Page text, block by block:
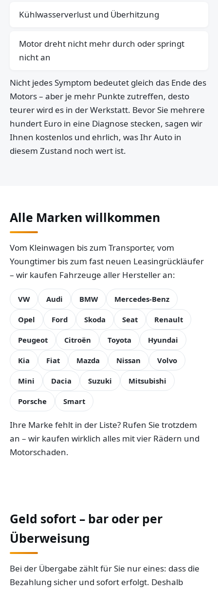
Kühlwasserverlust und Überhitzung
Motor dreht nicht mehr durch oder springt
nicht an
Nicht jedes Symptom bedeutet gleich das Ende des
Motors – aber je mehr Punkte zutreffen, desto
teurer wird es in der Werkstatt. Bevor Sie mehrere
hundert Euro in eine Diagnose stecken, sagen wir
Ihnen kostenlos und ehrlich, was Ihr Auto in
diesem Zustand noch wert ist.
Alle Marken willkommen
Vom Kleinwagen bis zum Transporter, vom
Youngtimer bis zum fast neuen Leasingrückläufer
– wir kaufen Fahrzeuge aller Hersteller an:
VW Audi BMW Mercedes-Benz
Opel Ford Skoda Seat Renault
Peugeot Citroën Toyota Hyundai
Kia Fiat Mazda Nissan Volvo
Mini Dacia Suzuki Mitsubishi
Porsche Smart
Ihre Marke fehlt in der Liste? Rufen Sie trotzdem
an – wir kaufen wirklich alles mit vier Rädern und
Motorschaden.
Geld sofort – bar oder per
Überweisung
Bei der Übergabe zählt für Sie nur eines: dass die
Bezahlung sicher und sofort erfolgt. Deshalb